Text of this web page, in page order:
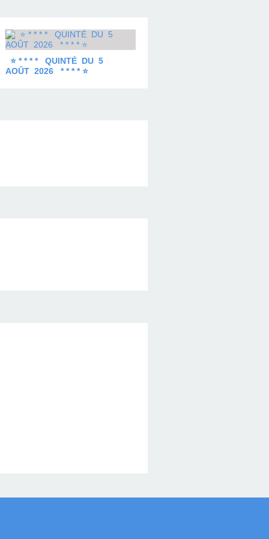
⭐ * * * * QUINTÉ DU 5
AOÛT 2026 * * * * ⭐